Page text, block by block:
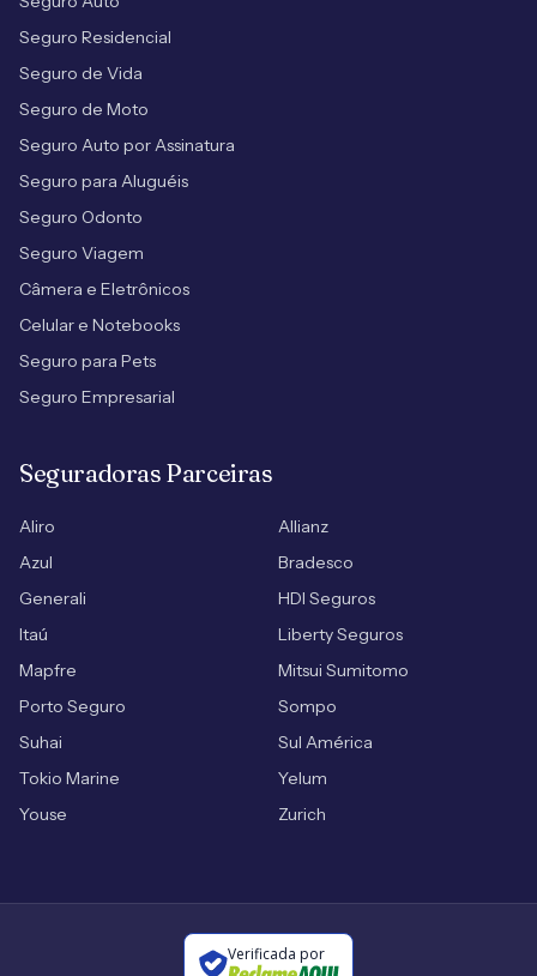
Seguro Residencial
Seguro de Vida
Seguro de Moto
Seguro Auto por Assinatura
Seguro para Aluguéis
Seguro Odonto
Seguro Viagem
Câmera e Eletrônicos
Celular e Notebooks
Seguro para Pets
Seguro Empresarial
Seguradoras Parceiras
Aliro
Allianz
Azul
Bradesco
Generali
HDI Seguros
Itaú
Liberty Seguros
Mapfre
Mitsui Sumitomo
Porto Seguro
Sompo
Suhai
Sul América
Tokio Marine
Yelum
Youse
Zurich
Verificada por